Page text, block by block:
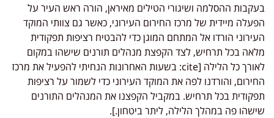
בעקבות ההסלמה ושיגורי הטילים מאיראן, הורה ראש העיר על
הפעלה מיידית של מרכז החירום העירוני, כאשר גם צוותי המוקד
העירוני הורדו אל המתחם המוגן כדי להבטיח רציפות תפקודית
מלאה בכל תרחיש, לצד הקפצת מנהלים תורנים שישהו במקום
לאורך כל הלילה [cite: בשעות האחרונות הנחיתי להפעיל את מרכז
החירום, והורדנו לפה את המוקד העירוני כדי לשמור על רציפות
תפקודית בכל תרחיש. במקביל הקפצנו את המנהלים התורנים
שישהו פה במהלך הלילה, ליתר ביטחון.].